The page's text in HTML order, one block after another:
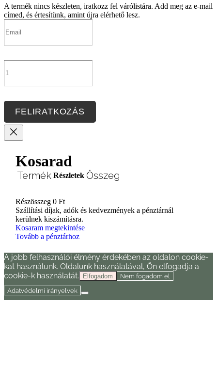
A termék nincs készleten, iratkozz fel várólistára. Add meg az e-mail
címed, és értesítünk, amint újra elérhető lesz.
FELIRATKOZÁS
Kosarad
Termékek
a
kosárban
Termék Részletek Összeg
Részösszeg 0 Ft
Szállítási díjak, adók és kedvezmények a pénztárnál
kerülnek kiszámításra.
Kosaram megtekintése
Tovább a pénztárhoz
A jobb felhasználói élmény érdekében az oldalon cookie-
kat használunk. Oldalunk használatával, Ön elfogadja a
cookie-k használatát.
Elfogadom
Nem fogadom el
Adatvédelmi irányelvek